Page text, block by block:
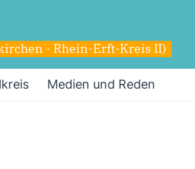
- Rhein-Erft-Kreis II)
Medien und Reden